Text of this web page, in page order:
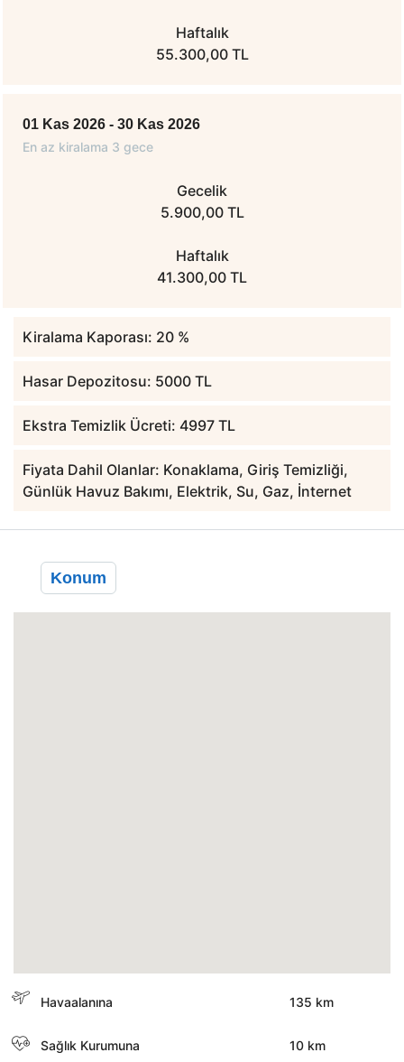
Haftalık
55.300,00 TL
01 Kas 2026 - 30 Kas 2026
En az kiralama 3 gece
Gecelik
5.900,00 TL
Haftalık
41.300,00 TL
Kiralama Kaporası: 20 %
Hasar Depozitosu: 5000 TL
Ekstra Temizlik Ücreti: 4997 TL
Fiyata Dahil Olanlar: Konaklama, Giriş Temizliği,
Günlük Havuz Bakımı, Elektrik, Su, Gaz, İnternet
Konum
Havaalanına 135 km
Sağlık Kurumuna 10 km